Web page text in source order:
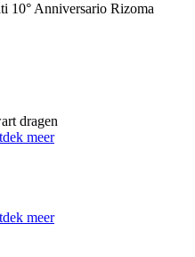
10° Anniversario Rizoma
dragen
meer
meer